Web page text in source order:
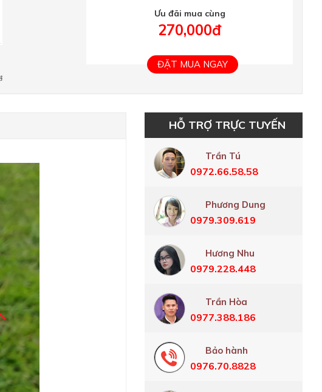
Ưu đãi mua cùng
270,000đ
ĐẶT MUA NGAY
HỖ TRỢ TRỰC TUYẾN
Trần Tú
0972.66.58.58
Phương Dung
0979.309.619
Hương Nhu
0979.228.448
Trần Hòa
0977.388.186
Bảo hành
0976.70.8828